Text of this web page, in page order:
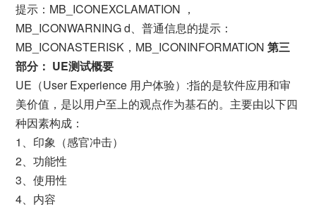
提示：MB_ICONEXCLAMATION ，
MB_ICONWARNING d、普通信息的提示：
MB_ICONASTERISK，MB_ICONINFORMATION第三
部分： UE测试概要
UE（User Experience 用户体验）:指的是软件应用和审
美价值，是以用户至上的观点作为基石的。主要由以下四
种因素构成：
1、印象（感官冲击）
2、功能性
3、使用性
4、内容